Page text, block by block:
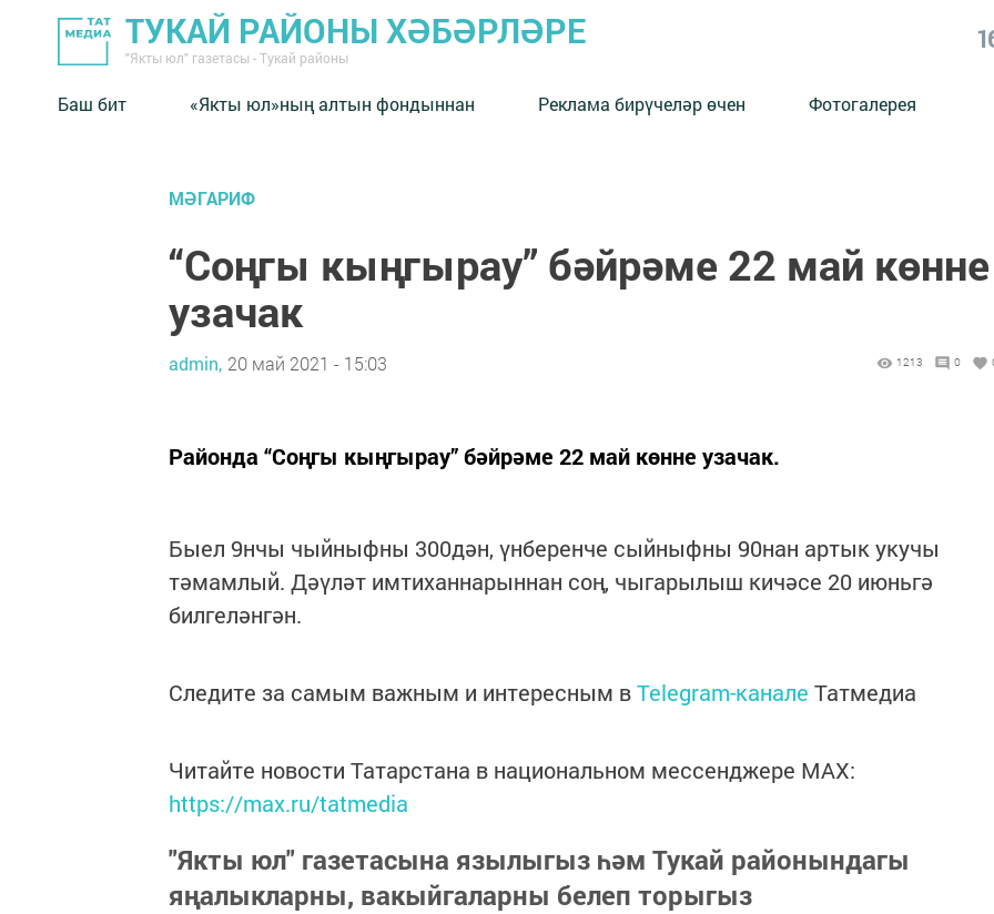
ТУКАЙ РАЙОНЫ ХӘБӘРЛӘРЕ
"Якты юл" газетасы - Тукай районы
Баш бит «Якты юл»ның алтын фондыннан Реклама бирүчеләр өчен Фотогалерея
МӘГАРИФ
“Соңгы кыңгырау” бәйрәме 22 май көнне
узачак
admin, 20 май 2021 - 15:03 1213 0
Районда “Соңгы кыңгырау” бәйрәме 22 май көнне узачак.
Быел 9нчы чыйныфны 300дән, үнберенче сыйныфны 90нан артык укучы
тәмамлый. Дәүләт имтиханнарыннан соң, чыгарылыш кичәсе 20 июньгә
билгеләнгән.
Следите за самым важным и интересным вTelegram-канале Татмедиа
Читайте новости Татарстана в национальном мессенджере MАХ:
https://max.ru/tatmedia
"Якты юл" газетасына язылыгыз һәм Тукай районындагы
яңалыкларны, вакыйгаларны белеп торыгыз